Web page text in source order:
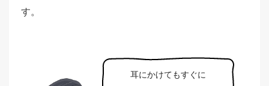
す。
耳にかけてもすぐに